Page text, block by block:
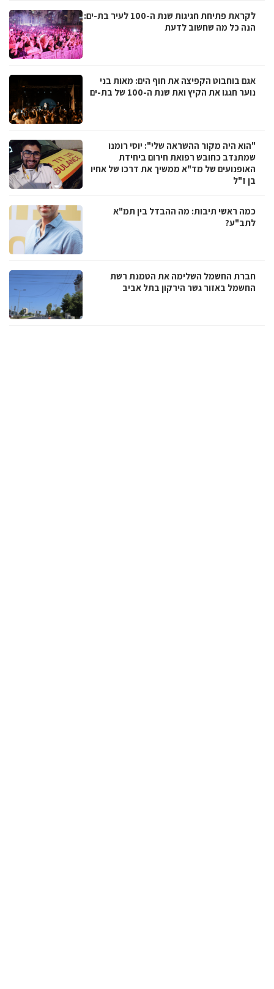
לקראת פתיחת חגיגות שנת ה-100 לעיר בת-ים:
הנה כל מה שחשוב לדעת
אגם בוחבוט הקפיצה את חוף הים: מאות בני
נוער חגגו את הקיץ ואת שנת ה-100 של בת-ים
"הוא היה מקור ההשראה שלי": יוסי רומנו
שמתנדב כחובש רפואת חירום ביחידת
האופנועים של מד"א ממשיך את דרכו של אחיו
בן ז"ל
כמה ראשי תיבות: מה ההבדל בין תמ"א
לתב"ע?
חברת החשמל השלימה את הטמנת רשת
החשמל באזור גשר הירקון בתל אביב